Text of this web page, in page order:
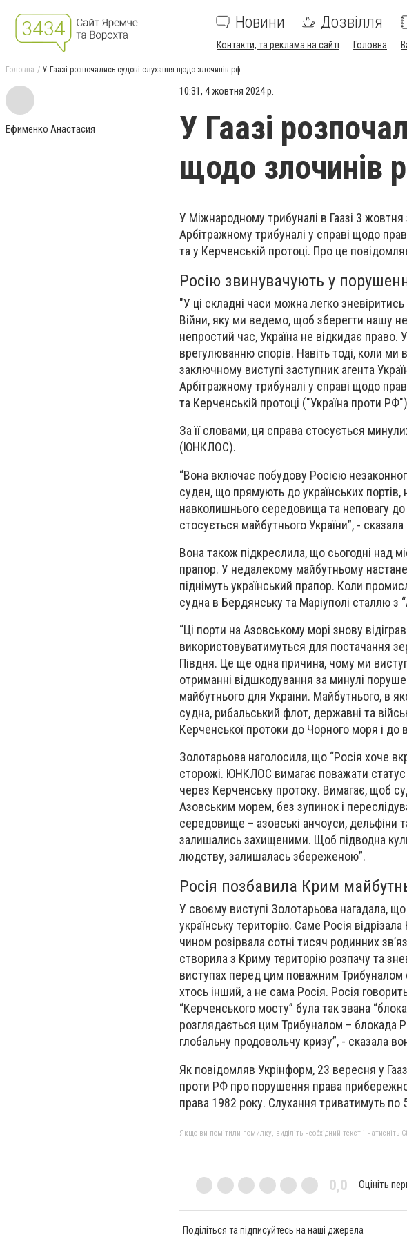
Новини Дозвілля
Контакти, та реклама на сайті Головна
Головна У Гаазі розпочались судові слухання щодо злочинів рф
Ефименко Анастасия
10:31, 4 жовтня 2024 р.
У Гаазі
щодо злочинів
У Міжнародному трибуналі в Гаазі 3
Арбітражному трибуналі у справі щодо
та у Керченській протоці. Про це
Росію звинувачують у
"У ці складні часи можна легко
Війни, яку ми ведемо, щоб зберегти нашу
непростий час, Україна не відкидає
врегулюванню спорів. Навіть тоді, коли
заключному виступі заступник агента
Арбітражному трибуналі у справі щодо
та Керченській протоці ("Україна проти
За її словами, ця справа стосується
(ЮНКЛОС).
“Вона включає побудову Росією
суден, що прямують до українських
навколишнього середовища та неповагу
стосується майбутнього України”, -
Вона також підкреслила, що сьогодні над
прапор. У недалекому майбутньому
піднімуть український прапор. Коли
судна в Бердянську та Маріуполі сталлю з
“Ці порти на Азовському морі знову
використовуватимуться для постачання
Півдня. Це ще одна причина, чому ми
отриманні відшкодування за минулі
майбутнього для України. Майбутнього, в
судна, рибальський флот, державні та
Керченської протоки до Чорного моря і до
Золотарьова наголосила, що “Росія хоче
сторожі. ЮНКЛОС вимагає поважати
через Керченську протоку. Вимагає, щоб
Азовським морем, без зупинок і
середовище – азовські анчоуси, дельфіни
залишались захищеними. Щоб підводна
людству, залишалась збереженою”.
Росія позбавила Крим
У своєму виступі Золотарьова нагадала,
українську територію. Саме Росія
чином розірвала сотні тисяч родинних
створила з Криму територію розпачу та
виступах перед цим поважним
хтось інший, а не сама Росія. Росія
“Керченського мосту” була так звана
розглядається цим Трибуналом – блокада
глобальну продовольчу кризу”, - сказала
Як повідомляв Укрінформ, 23 вересня у
проти РФ про порушення права
права 1982 року. Слухання триватимуть по
Якщо ви помітили помилку, виділіть необхідний текст і натисніть
0,0 Оцініть
Поділіться та підписуйтесь на наші джерела